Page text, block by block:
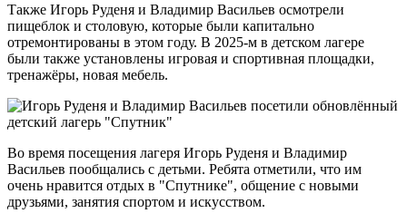
Также Игорь Руденя и Владимир Васильев осмотрели
пищеблок и столовую, которые были капитально
отремонтированы в этом году. В 2025-м в детском лагере
были также установлены игровая и спортивная площадки,
тренажёры, новая мебель.
Во время посещения лагеря Игорь Руденя и Владимир
Васильев пообщались с детьми. Ребята отметили, что им
очень нравится отдых в "Спутнике", общение с новыми
друзьями, занятия спортом и искусством.